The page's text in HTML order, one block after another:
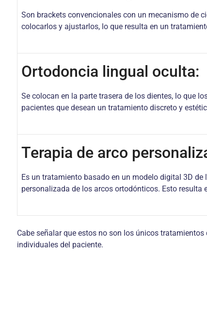
Son brackets convencionales con un mecanismo de
colocarlos y ajustarlos, lo que resulta en un
Ortodoncia lingual oculta:
Se colocan en la parte trasera de los dientes, lo que
pacientes que desean un tratamiento discreto y
Terapia de arco
Es un tratamiento basado en un modelo digital 3D
personalizada de los arcos ortodónticos. Esto
Cabe señalar que estos no son los únicos
individuales del paciente.